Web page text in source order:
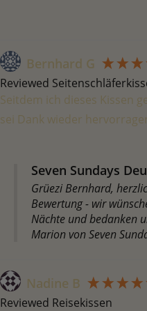
Bernhard G
Reviewed
Seitdem ich dieses Kissen
sei Dank wieder
Seven Sundays
Grüezi Bernhard,
Bewertung - wir
Nächte und bedanken
Marion von Seven
Nadine B
Reviewed Reisekissen